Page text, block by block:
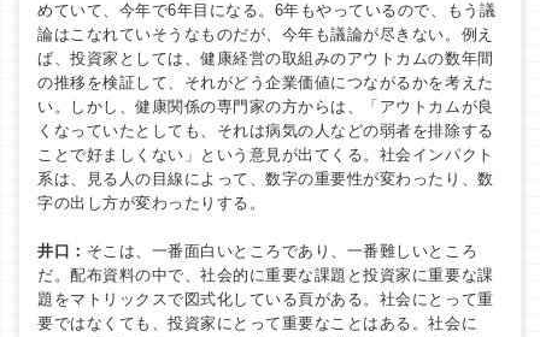
めていて、今年で6年目になる。6年もやっているので、もう議
論はこなれていそうなものだが、今年も議論が尽きない。例え
ば、投資家としては、健康経営の取組みのアウトカムの数年間
の推移を検証して、それがどう企業価値につながるかを考えた
い。しかし、健康関係の専門家の方からは、「アウトカムが良
くなっていたとしても、それは病気の人などの弱者を排除する
ことで好ましくない」という意見が出てくる。社会インパクト
系は、見る人の目線によって、数字の重要性が変わったり、数
字の出し方が変わったりする。
井口： そこは、一番面白いところであり、一番難しいところ
だ。配布資料の中で、社会的に重要な課題と投資家に重要な課
題をマトリックスで図式化している頁がある。社会にとって重
要ではなくても、投資家にとって重要なことはある。社会に